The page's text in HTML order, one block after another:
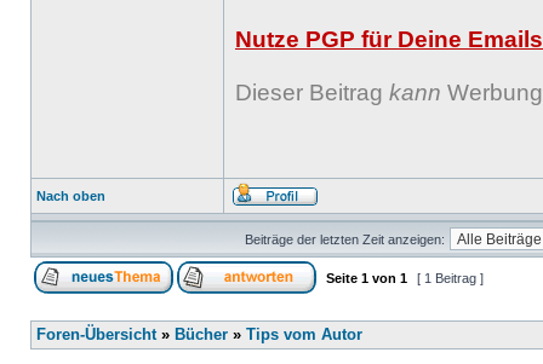
Nutze PGP für Deine
Dieser Beitrag kann
Nach oben
Beiträge der letzten Zeit anzeigen:
Seite 1 von 1 [ 1 Beitrag ]
Foren-Übersicht» Bücher » Tips vom Autor